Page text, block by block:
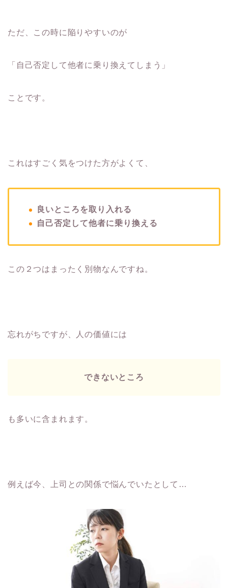
ただ、この時に陥りやすいのが
「自己否定して他者に乗り換えてしまう」
ことです。
これはすごく気をつけた方がよくて、
良いところを取り入れる
自己否定して他者に乗り換える
この２つはまったく別物なんですね。
忘れがちですが、人の価値には
できないところ
も多いに含まれます。
例えば今、上司との関係で悩んでいたとして…